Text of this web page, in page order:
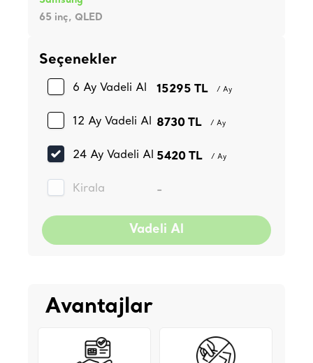
65 inç, QLED
Seçenekler
6 Ay Vadeli Al 15295 TL / Ay
12 Ay Vadeli Al 8730 TL / Ay
24 Ay Vadeli Al 5420 TL / Ay
Kirala -
Vadeli Al
Avantajlar